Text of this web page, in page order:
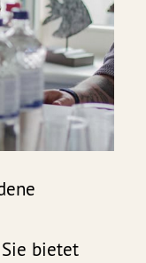
bietet